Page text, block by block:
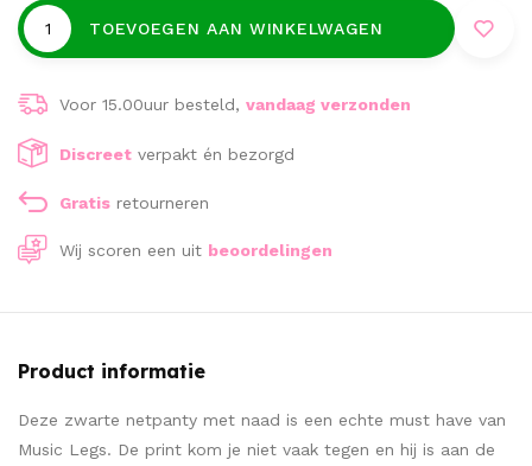
TOEVOEGEN AAN WINKELWAGEN
Voor 15.00uur besteld, vandaag verzonden
Discreet verpakt én bezorgd
Gratis retourneren
Wij scoren een uit beoordelingen
Product informatie
Deze zwarte netpanty met naad is een echte must have van
Music Legs. De print kom je niet vaak tegen en hij is aan de